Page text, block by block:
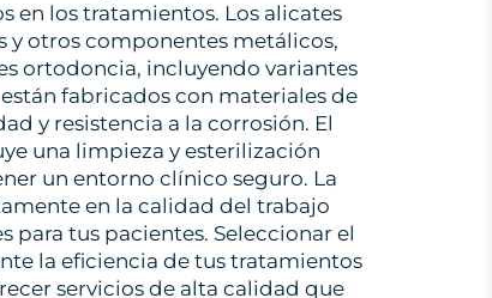
en los tratamientos. Los alicates
otros componentes metálicos,
ortodoncia, incluyendo variantes
fabricados con materiales de
y resistencia a la corrosión. El
una limpieza y esterilización
un entorno clínico seguro. La
en la calidad del trabajo
tus pacientes. Seleccionar el
la eficiencia de tus tratamientos
servicios de alta calidad que